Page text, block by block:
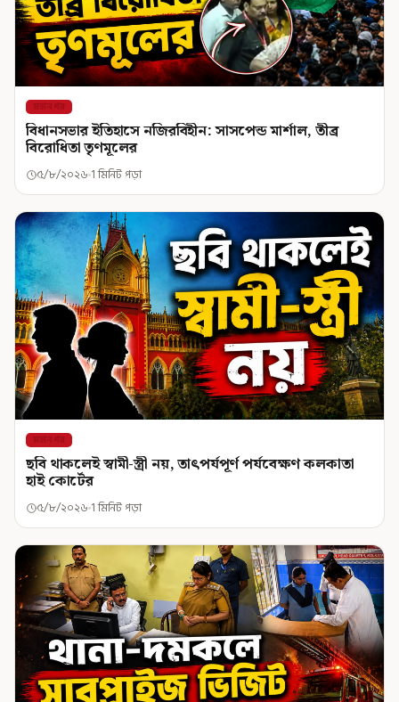
মহানগর
বিধানসভার ইতিহাসে নজিরবিহীন: সাসপেন্ড মার্শাল, তীব্র
বিরোধিতা তৃণমূলের
৫/৮/২০২৬ 1 মিনিট পড়া
মহানগর
ছবি থাকলেই স্বামী-স্ত্রী নয়, তাৎপর্যপূর্ণ পর্যবেক্ষণ কলকাতা
হাই কোর্টের
৫/৮/২০২৬ 1 মিনিট পড়া